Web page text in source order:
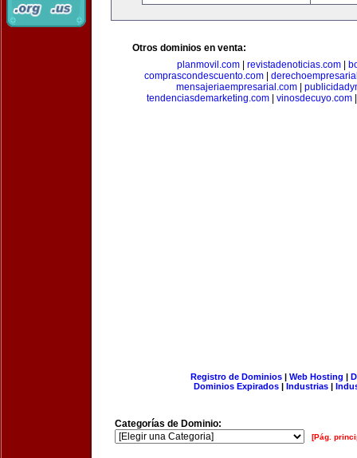
Otros dominios en venta:
planmovil.com| revistadenoticias.com|
comprascondescuento.com
mensajeriaempresarial.com|
tendenciasdemarketing.com| vinosdecuyo.com
Registro de Dominios| Web Hosting |
Dominios Expirados | Industrias |
Categorías de Dominio:
[Pág.